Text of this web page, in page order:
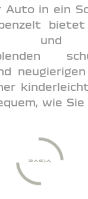
in ein
bietet
und
wie